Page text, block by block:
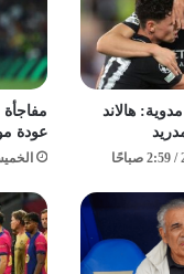
هالاند
مفاجأة
عودة
الخميس - 4 يونيو -